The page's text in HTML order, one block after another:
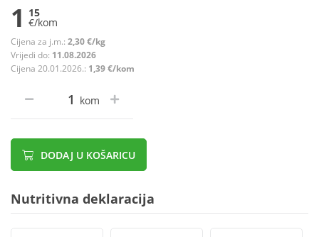
1 15
€/kom
Cijena za j.m.: 2,30 €/kg
Vrijedi do: 11.08.2026
Cijena 20.01.2026.: 1,39 €/kom
kom
DODAJ U KOŠARICU
Nutritivna deklaracija